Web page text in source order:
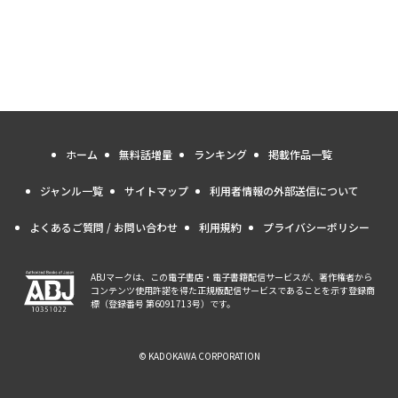
ホーム 無料話増量 ランキング 掲載作品一覧
ジャンル一覧 サイトマップ 利用者情報の外部送信について
よくあるご質問 / お問い合わせ 利用規約 プライバシーポリシー
ABJマークは、この電子書店・電子書籍配信サービスが、著作権者から
コンテンツ使用許諾を得た正規版配信サービスであることを示す登録商
標（登録番号 第6091713号）です。
© KADOKAWA CORPORATION